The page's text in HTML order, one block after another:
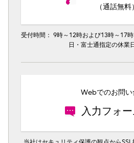
（通話無料）
受付時間： 9時～12時および13時～17
日・富士通指定の休業
Webでのお問い
入力フォ